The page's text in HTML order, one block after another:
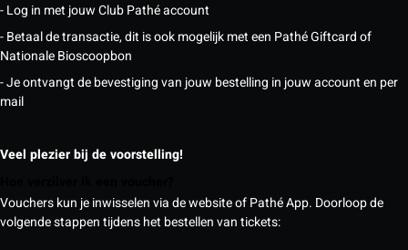
- Log in met jouw Club Pathé account
- Betaal de transactie, dit is ook mogelijk met een Pathé Giftcard of
Nationale Bioscoopbon
- Je ontvangt de bevestiging van jouw bestelling in jouw account en per
mail
Veel plezier bij de voorstelling!
Vouchers kun je inwisselen via de website of Pathé App. Doorloop de
volgende stappen tijdens het bestellen van tickets: